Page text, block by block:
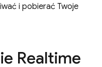
i pobierać Twoje
Realtime